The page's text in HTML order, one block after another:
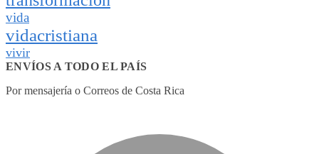
vida
vidacristiana
vivir
ENVÍOS A TODO EL PAÍS
Por mensajería o Correos de Costa Rica